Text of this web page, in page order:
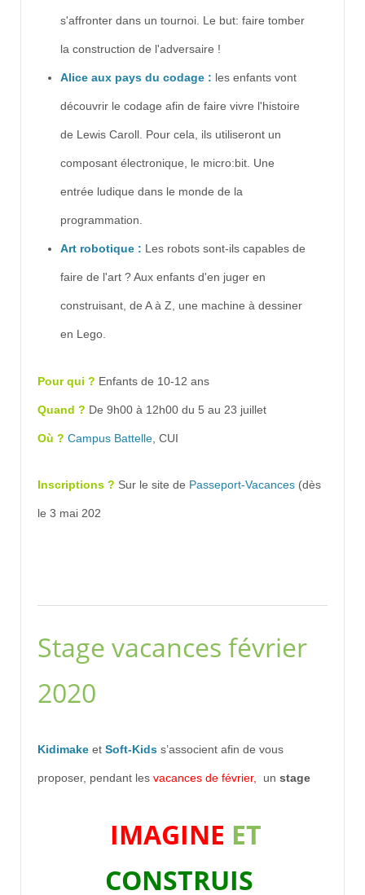
s'affronter dans un tournoi. Le but: faire tomber
la construction de l'adversaire !
Alice aux pays du codage : les enfants vont
découvrir le codage afin de faire vivre l'histoire
de Lewis Caroll. Pour cela, ils utiliseront un
composant électronique, le micro:bit. Une
entrée ludique dans le monde de la
programmation.
Art robotique : Les robots sont-ils capables de
faire de l'art ? Aux enfants d'en juger en
construisant, de A à Z, une machine à dessiner
en Lego.
Pour qui ? Enfants de 10-12 ans
Quand ? De 9h00 à 12h00 du 5 au 23 juillet
Où ? Campus Battelle , CUI
Inscriptions ? Sur le site de Passeport-Vacances (dès
le 3 mai 202
Stage vacances février
2020
Kidimake et Soft-Kids s’associent afin de vous
proposer, pendant les vacances de février, un stage
IMAGINE ET
CONSTRUIS